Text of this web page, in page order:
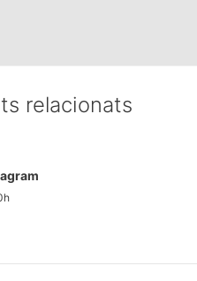
relacionats